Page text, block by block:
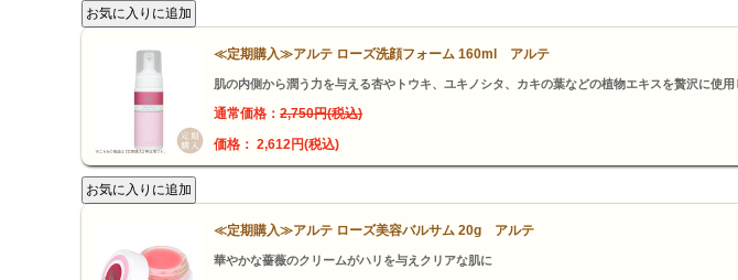
≪定期購入≫アルテ ローズ洗顔フォーム 160ml アルテ
肌の内側から潤う力を与える杏やトウキ、ユキノシタ、カキの葉などの植物エキスを贅沢に使
通常価格：2,750円(税込)
価格： 2,612円(税込)
≪定期購入≫アルテ ローズ美容バルサム 20g アルテ
華やかな薔薇のクリームがハリを与えクリアな肌に